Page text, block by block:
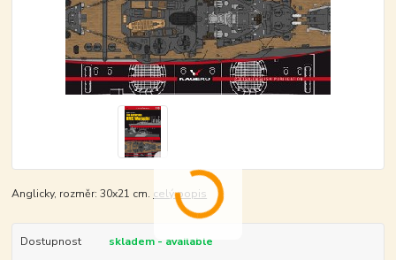
Anglicky, rozměr: 30x21 cm. celý popis
Dostupnost skladem - available